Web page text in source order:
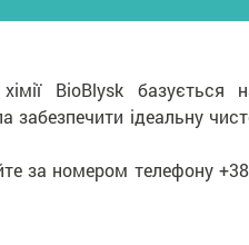
BioBlysk базується
ідеальну
за номером телефону